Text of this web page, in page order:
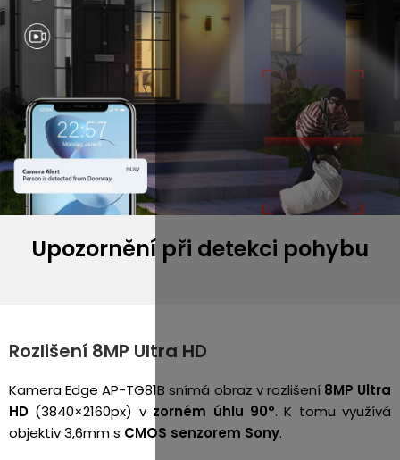
Upozornění při detekci pohybu
Rozlišení 8MP Ultra HD
Kamera Edge AP-TG81B snímá obraz v rozlišení 8MP Ultra
HD (3840×2160px) v zorném úhlu 90°. K tomu využívá
objektiv 3,6mm s CMOS senzorem Sony.